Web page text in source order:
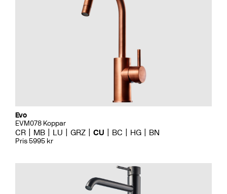
Evo
EVM078 Koppar
CR MB LU GRZ CU BC HG BN
Pris 5995 kr